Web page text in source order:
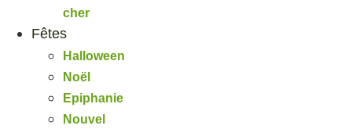
cher
Fêtes
Halloween
Noël
Epiphanie
Nouvel